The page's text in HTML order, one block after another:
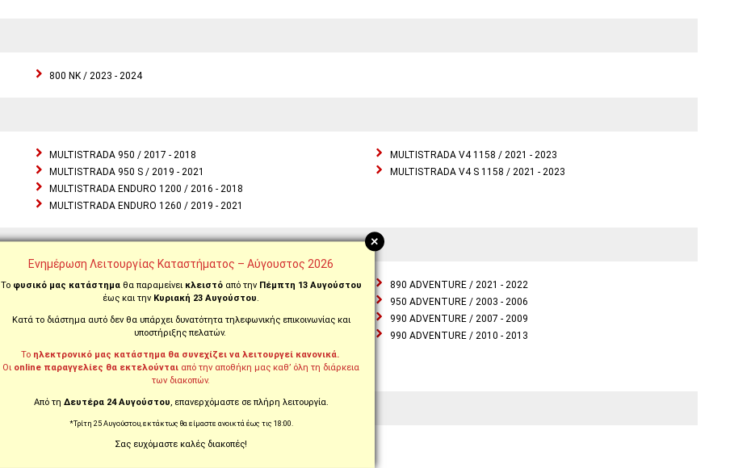
800 NK / 2023 - 2024
MULTISTRADA 950 / 2017 - 2018
MULTISTRADA 950 S / 2019 - 2021
MULTISTRADA ENDURO 1200 / 2016 - 2018
MULTISTRADA ENDURO 1260 / 2019 - 2021
MULTISTRADA V4 1158 / 2021 - 2023
MULTISTRADA V4 S 1158 / 2021 - 2023
1290 SUPER ADVENTURE S / 2017 - 2020
1290 SUPER ADVENTURE S / 2021 - 2023
790 ADVENTURE / 2019 - 2020
790 ADVENTURE / 2021 - 2022
790 ADVENTURE R / 2019 - 2020
790 ADVENTURE R / 2021 - 2022
890 ADVENTURE / 2021 - 2022
950 ADVENTURE / 2003 - 2006
990 ADVENTURE / 2007 - 2009
990 ADVENTURE / 2010 - 2013
+
Ενημέρωση Λειτουργίας Καταστήματος – Αύγουστος 2026
Το φυσικό μας κατάστημαθα παραμείνει κλειστό από τηνΠέμπτη 13 Αυγούστου
έως και την Κυριακή 23 Αυγούστου.
Κατά το διάστημα αυτό δεν θα υπάρχει δυνατότητα τηλεφωνικής επικοινωνίας και
υποστήριξης πελατών.
Το ηλεκτρονικό μας κατάστημα θα συνεχίζει να λειτουργεί κανονικά.
Οι online παραγγελίες θα εκτελούνται από την αποθήκη μας καθ’ όλη τη διάρκεια
των διακοπών.
Από τη Δευτέρα 24 Αυγούστου, επανερχόμαστε σε πλήρη λειτουργία.
*Τρίτη 25 Αυγούστου, εκτάκτως θα είμαστε ανοικτά έως τις 18:00.
Σας ευχόμαστε καλές διακοπές!